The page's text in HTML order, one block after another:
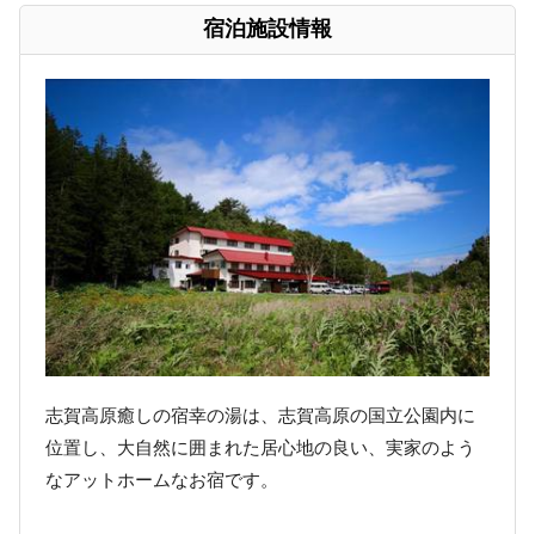
宿泊施設情報
志賀高原癒しの宿幸の湯は、志賀高原の国立公園内に
位置し、大自然に囲まれた居心地の良い、実家のよう
なアットホームなお宿です。